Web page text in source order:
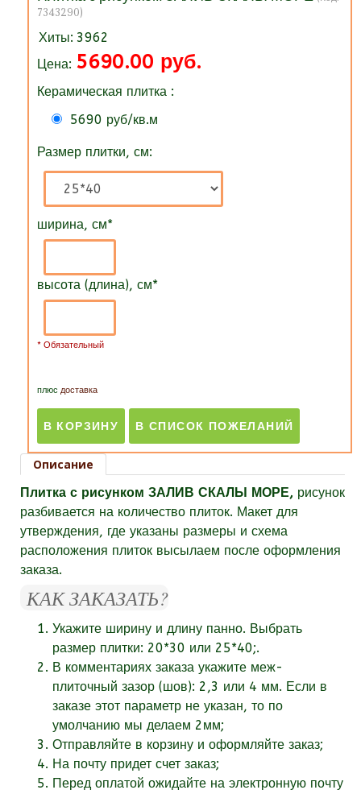
7343290)
Хиты: 3962
Цена: 5690.00 руб.
Керамическая плитка :
5690 руб/кв.м
Размер плитки, см:
ширина, см*
высота (длина), см*
* Обязательный
плюс доставка
Описание
Плитка с рисунком ЗАЛИВ СКАЛЫ МОРЕ, рисунок
разбивается на количество плиток. Макет для
утверждения, где указаны размеры и схема
расположения плиток высылаем после оформления
заказа.
КАК ЗАКАЗАТЬ?
Укажите ширину и длину панно. Выбрать
размер плитки: 20*30 или 25*40;.
В комментариях заказа укажите меж-
плиточный зазор (шов): 2,3 или 4 мм. Если в
заказе этот параметр не указан, то по
умолчанию мы делаем 2мм;
Отправляйте в корзину и оформляйте заказ;
На почту придет счет заказ;
Перед оплатой ожидайте на электронную почту